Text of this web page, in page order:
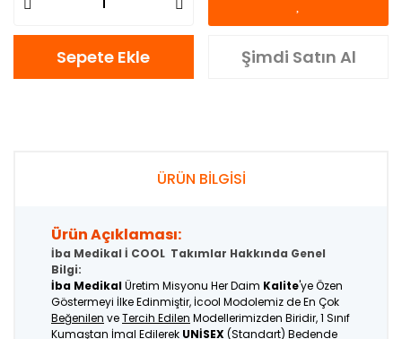
Sepete Ekle Şimdi Satın Al
ÜRÜN BİLGİSİ
Ürün Açıklaması:
İba Medikal İ COOL Takımlar Hakkında Genel
Bilgi:
İba MedikalÜretim Misyonu Her Daim Kalite'ye Özen
Göstermeyi İlke Edinmiştir, İcool Modolemiz de En Çok
Beğenilen veTercih Edilen Modellerimizden Biridir, 1 Sınıf
Kumaştan İmal Edilerek UNİSEX (Standart) Bedende